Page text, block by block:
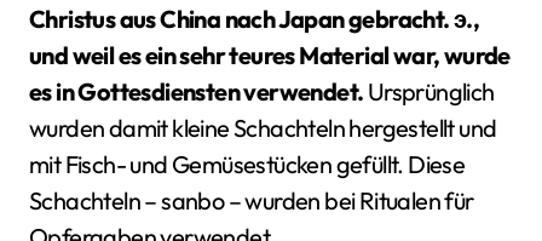
Christus aus China nach Japan gebracht. э.,
und weil es ein sehr teures Material war, wurde
es in Gottesdiensten verwendet. Ursprünglich
wurden damit kleine Schachteln hergestellt und
mit Fisch- und Gemüsestücken gefüllt. Diese
Schachteln – sanbo – wurden bei Ritualen für